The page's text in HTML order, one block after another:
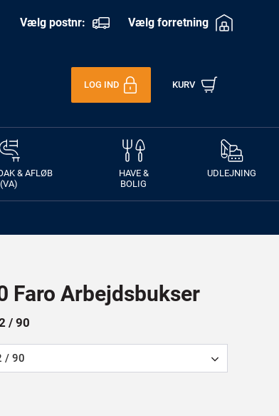
Vælg postnr: Vælg forretning
LOG IND KURV
& AFLØB
(VA)
HAVE &
BOLIG
UDLEJNING
Faro Arbejdsbukser
/ 90
/ 90